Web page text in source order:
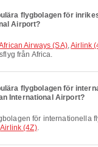
flygbolagen för
Airport?
Airways (SA),Airlink
från Africa.
flygbolagen för
International Airport?
för internationella
Airlink (4Z).